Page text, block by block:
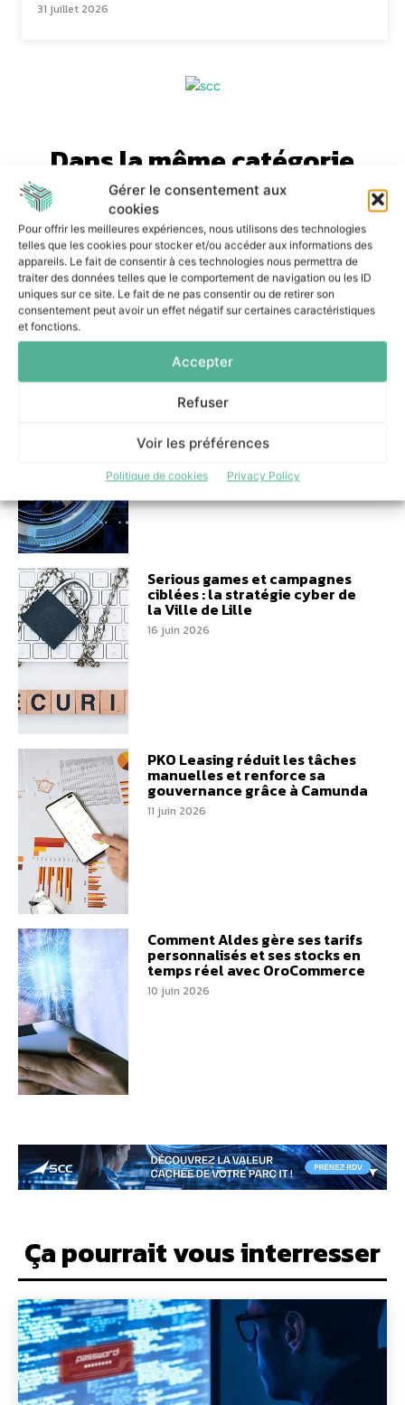
Gérer le consentement aux
cookies
Pour offrir les meilleures expériences, nous utilisons des technologies
telles que les cookies pour stocker et/ou accéder aux informations des
appareils. Le fait de consentir à ces technologies nous permettra de
traiter des données telles que le comportement de navigation ou les ID
uniques sur ce site. Le fait de ne pas consentir ou de retirer son
consentement peut avoir un effet négatif sur certaines caractéristiques
et fonctions.
Accepter
Refuser
Voir les préférences
Politique de cookies Privacy Policy
31 juillet 2026
Dans la même catégorie
Comment Colibri S&OP a permis
à Peugeot Saveurs d’améliorer
sa gestion des
approvisionnements
29 juin 2026
Un audit cyber transformé en
partenariat stratégique entre
17 juin 2026
Serious games et campagnes
ciblées : la stratégie cyber de
la Ville de Lille
16 juin 2026
PKO Leasing réduit les tâches
manuelles et renforce sa
gouvernance grâce à Camunda
11 juin 2026
Comment Aldes gère ses tarifs
personnalisés et ses stocks en
temps réel avec OroCommerce
10 juin 2026
Ça pourrait vous interresser